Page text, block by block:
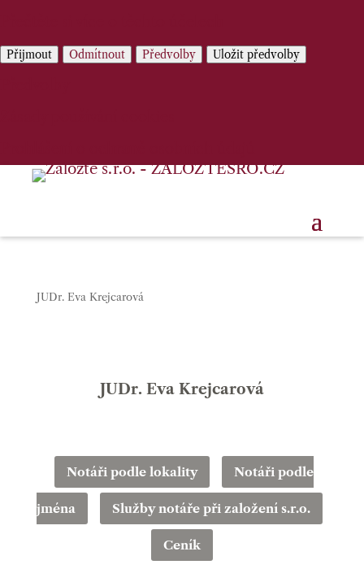
Přijmout Odmítnout Předvolby Uložit předvolby
JUDr. Eva Krejcarová
JUDr. Eva Krejcarová
Notáři podle lokality Notáři podle
jména Služby notáře při založení s.r.o.
Ceník